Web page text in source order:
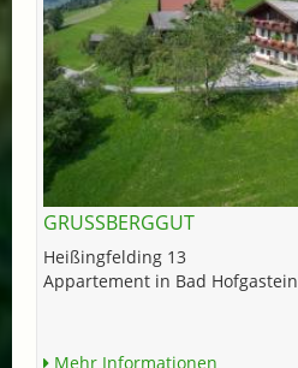
GRUSSBERGGUT
Heißingfelding 13
Appartement in Bad Hofgastein
Mehr Informationen